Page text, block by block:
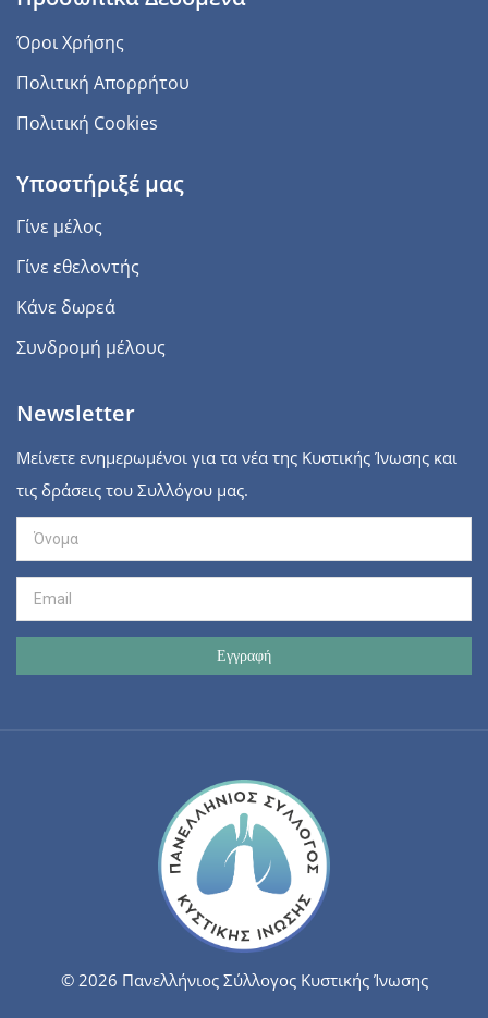
Όροι Χρήσης
Πολιτική Απορρήτου
Πολιτική Cookies
Υποστήριξέ μας
Γίνε μέλος
Γίνε εθελοντής
Κάνε δωρεά
Συνδρομή μέλους
Newsletter
Μείνετε ενημερωμένοι για τα νέα της Κυστικής Ίνωσης και
τις δράσεις του Συλλόγου μας.
© 2026 Πανελλήνιος Σύλλογος Κυστικής Ίνωσης